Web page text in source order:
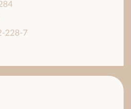
228-7